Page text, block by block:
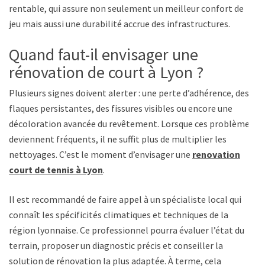
rentable, qui assure non seulement un meilleur confort de
jeu mais aussi une durabilité accrue des infrastructures.
Quand faut-il envisager une
rénovation de court à Lyon ?
Plusieurs signes doivent alerter : une perte d’adhérence, des
flaques persistantes, des fissures visibles ou encore une
décoloration avancée du revêtement. Lorsque ces problèmes
deviennent fréquents, il ne suffit plus de multiplier les
nettoyages. C’est le moment d’envisager une renovation
court de tennis à Lyon.
Il est recommandé de faire appel à un spécialiste local qui
connaît les spécificités climatiques et techniques de la
région lyonnaise. Ce professionnel pourra évaluer l’état du
terrain, proposer un diagnostic précis et conseiller la
solution de rénovation la plus adaptée. À terme, cela